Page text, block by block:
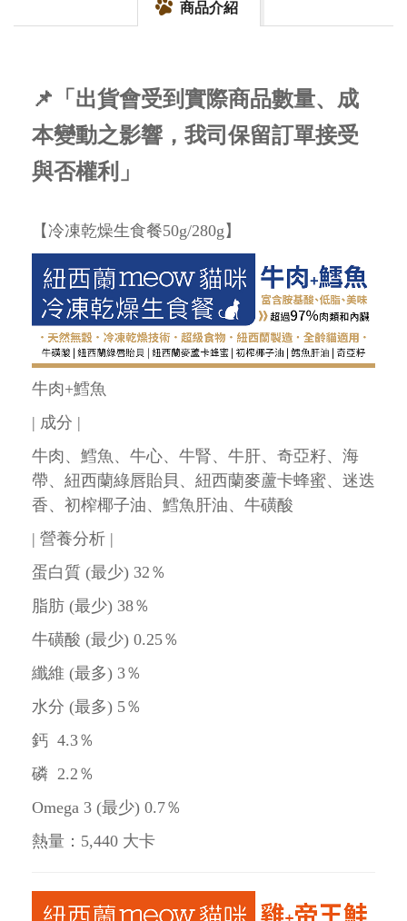
商品介紹
📌「出貨會受到實際商品數量、成
本變動之影響，我司保留訂單接受
與否權利」
【冷凍乾燥生食餐50g/280g】
牛肉+鱈魚
| 成分 |
牛肉、鱈魚、牛心、牛腎、牛肝、奇亞籽、海
帶、紐西蘭綠唇貽貝、紐西蘭麥蘆卡蜂蜜、迷迭
香、初榨椰子油、鱈魚肝油、牛磺酸
| 營養分析 |
蛋白質 (最少) 32％
脂肪 (最少) 38％
牛磺酸 (最少) 0.25％
纖維 (最多) 3％
水分 (最多) 5％
鈣 4.3％
磷 2.2％
Omega 3 (最少) 0.7％
熱量：5,440 大卡